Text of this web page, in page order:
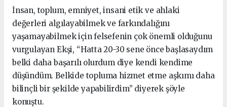
İnsan, toplum, emniyet, insani etik ve ahlaki
değerleri algılayabilmek ve farkındalığını
yaşamayabilmek için felsefenin çok önemli olduğunu
vurgulayan Ekşi, “Hatta 20-30 sene önce başlasaydım
belki daha başarılı olurdum diye kendi kendime
düşündüm. Belkide topluma hizmet etme aşkımı daha
bilinçli bir şekilde yapabilirdim” diyerek şöyle
konuştu.